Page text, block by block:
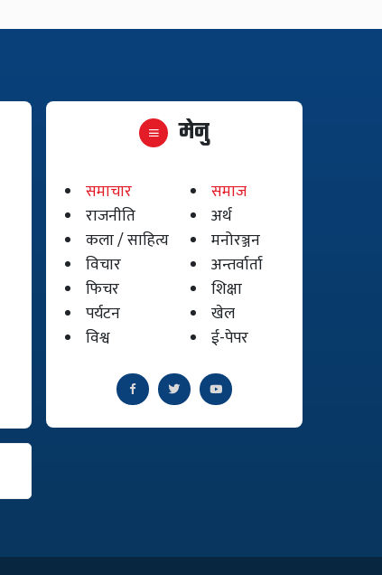
मेनु
समाचार
समाज
राजनीति
अर्थ
कला / साहित्य
मनोरञ्जन
विचार
अन्तर्वार्ता
फिचर
शिक्षा
पर्यटन
खेल
विश्व
ई-पेपर